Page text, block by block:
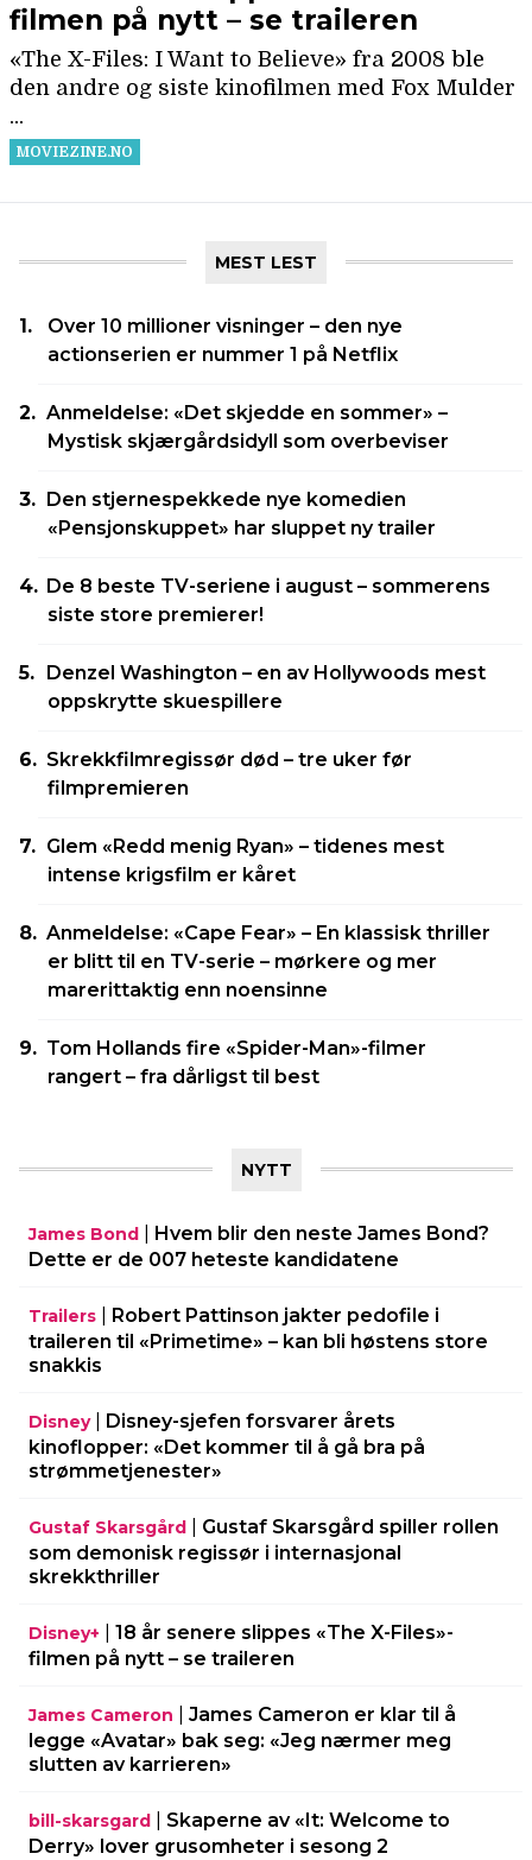
MEST LEST
Over 10 millioner visninger – den nye
actionserien er nummer 1 på Netflix
Anmeldelse: «Det skjedde en sommer» –
Mystisk skjærgårdsidyll som overbeviser
Den stjernespekkede nye komedien
«Pensjonskuppet» har sluppet ny trailer
De 8 beste TV-seriene i august – sommerens
siste store premierer!
Denzel Washington – en av Hollywoods mest
oppskrytte skuespillere
Skrekkfilmregissør død – tre uker før
filmpremieren
Glem «Redd menig Ryan» – tidenes mest
intense krigsfilm er kåret
Anmeldelse: «Cape Fear» – En klassisk thriller
er blitt til en TV-serie – mørkere og mer
marerittaktig enn noensinne
Tom Hollands fire «Spider-Man»-filmer
rangert – fra dårligst til best
NYTT
James Bond
Hvem blir den neste James Bond?
Dette er de 007 heteste kandidatene
Trailers
Robert Pattinson jakter pedofile i
traileren til «Primetime» – kan bli høstens store
snakkis
Disney| Disney-sjefen forsvarer årets
kinoflopper: «Det kommer til å gå bra på
strømmetjenester»
Gustaf Skarsgård
Gustaf Skarsgård spiller rollen
som demonisk regissør i internasjonal
skrekkthriller
Disney+
18 år senere slippes «The X-Files»-
filmen på nytt – se traileren
James Cameron
James Cameron er klar til å
legge «Avatar» bak seg: «Jeg nærmer meg
slutten av karrieren»
bill-skarsgard
Skaperne av «It: Welcome to
Derry» lover grusomheter i sesong 2